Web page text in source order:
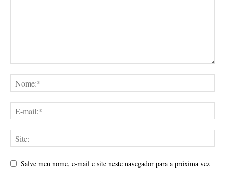
Salve meu nome, e-mail e site neste navegador para a próxima vez